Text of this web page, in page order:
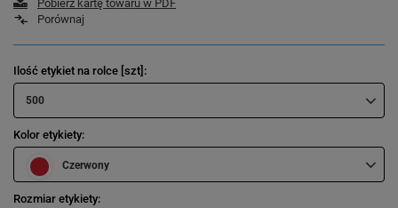
Pobierz kartę towaru w PDF
Porównaj
Ilość etykiet na rolce [szt]
500
Kolor etykiety
Czerwony
Rozmiar etykiety